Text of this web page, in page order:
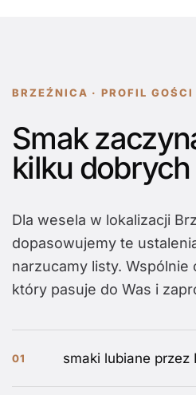
BRZEŹNICA · PROFIL GOŚCI
Smak
kilku
Dla wesela w lokalizacji
dopasowujemy te
narzucamy listy.
który pasuje do Was i
01 smaki lubiane przez